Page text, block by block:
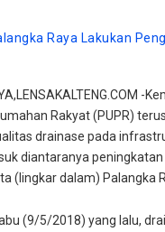
Raya Lakukan
-
Rakyat (PUPR)
drainase pada
diantaranya
(lingkar dalam) Palangka
(9/5/2018) yang lalu,